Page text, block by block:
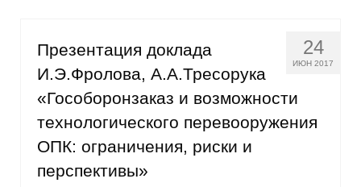
24
ИЮН 2017
Презентация доклада
И.Э.Фролова, А.А.Тресорука
«Гособоронзаказ и возможности
технологического перевооружения
ОПК: ограничения, риски и
перспективы»